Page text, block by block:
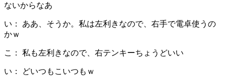
ないからなあ
い： ああ、そうか。私は左利きなので、右手で電卓使うの
かｗ
こ： 私も左利きなので、右テンキーちょうどいい
い： どいつもこいつもｗ